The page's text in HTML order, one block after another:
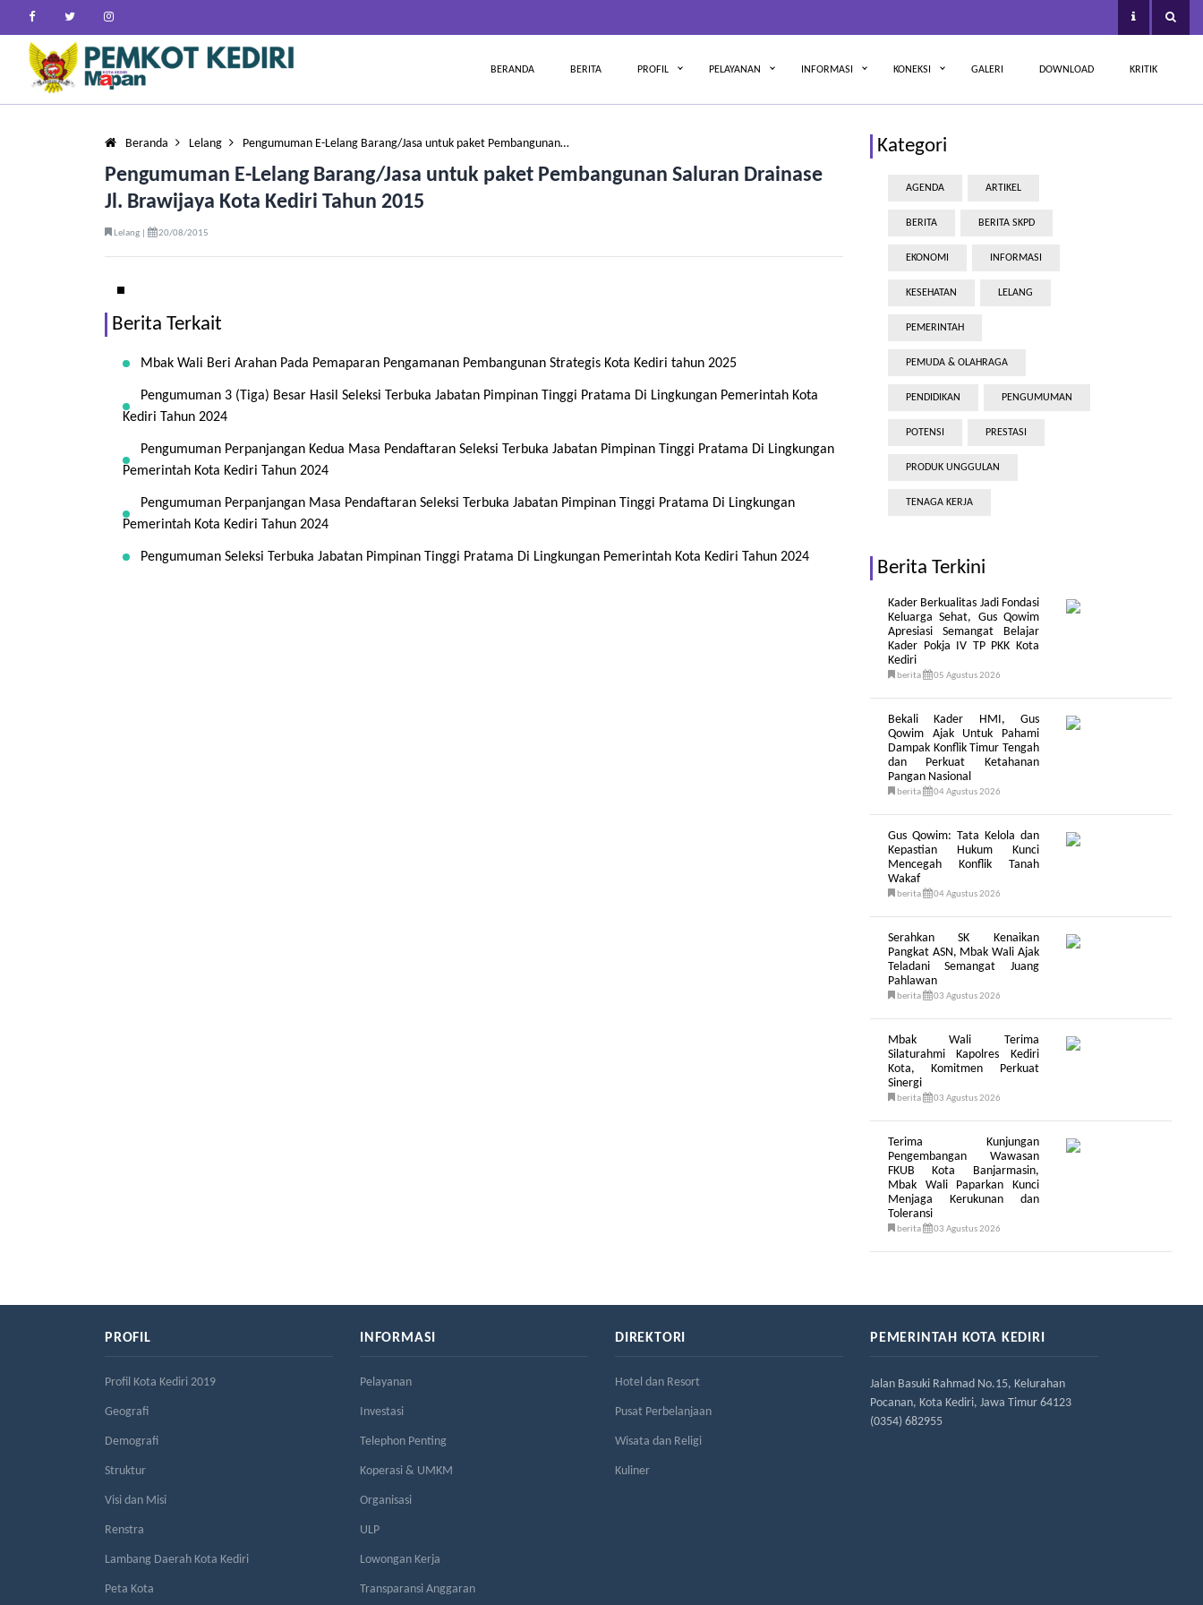
BERANDA BERITA PROFIL PELAYANAN INFORMASI KONEKSI GALERI DOWNLOAD KRITIK
Beranda Lelang Pengumuman E-Lelang Barang/Jasa untuk paket Pembangunan…
Pengumuman E-Lelang Barang/Jasa untuk paket Pembangunan Saluran Drainase
Jl. Brawijaya Kota Kediri Tahun 2015
Lelang | 20/08/2015
Berita Terkait
Mbak Wali Beri Arahan Pada Pemaparan Pengamanan Pembangunan Strategis Kota Kediri tahun 2025
Pengumuman 3 (Tiga) Besar Hasil Seleksi Terbuka Jabatan Pimpinan Tinggi Pratama Di Lingkungan Pemerintah Kota
Kediri Tahun 2024
Pengumuman Perpanjangan Kedua Masa Pendaftaran Seleksi Terbuka Jabatan Pimpinan Tinggi Pratama Di Lingkungan
Pemerintah Kota Kediri Tahun 2024
Pengumuman Perpanjangan Masa Pendaftaran Seleksi Terbuka Jabatan Pimpinan Tinggi Pratama Di Lingkungan
Pemerintah Kota Kediri Tahun 2024
Pengumuman Seleksi Terbuka Jabatan Pimpinan Tinggi Pratama Di Lingkungan Pemerintah Kota Kediri Tahun 2024
Kategori
AGENDA ARTIKEL
BERITA BERITA SKPD
EKONOMI INFORMASI
KESEHATAN LELANG
PEMERINTAH
PEMUDA & OLAHRAGA
PENDIDIKAN PENGUMUMAN
POTENSI PRESTASI
PRODUK UNGGULAN
TENAGA KERJA
Berita Terkini
Kader Berkualitas Jadi Fondasi
Keluarga Sehat, Gus Qowim
Apresiasi Semangat Belajar
Kader Pokja IV TP PKK Kota
Kediri
berita 05 Agustus 2026
Bekali Kader HMI, Gus
Qowim Ajak Untuk Pahami
Dampak Konflik Timur Tengah
dan Perkuat Ketahanan
Pangan Nasional
berita 04 Agustus 2026
Gus Qowim: Tata Kelola dan
Kepastian Hukum Kunci
Mencegah Konflik Tanah
Wakaf
berita 04 Agustus 2026
Serahkan SK Kenaikan
Pangkat ASN, Mbak Wali Ajak
Teladani Semangat Juang
Pahlawan
berita 03 Agustus 2026
Mbak Wali Terima
Silaturahmi Kapolres Kediri
Kota, Komitmen Perkuat
Sinergi
berita 03 Agustus 2026
Terima Kunjungan
Pengembangan Wawasan
FKUB Kota Banjarmasin,
Mbak Wali Paparkan Kunci
Menjaga Kerukunan dan
Toleransi
berita 03 Agustus 2026
PROFIL
Profil Kota Kediri 2019
Geografi
Demografi
Struktur
Visi dan Misi
Renstra
Lambang Daerah Kota Kediri
Peta Kota
INFORMASI
Pelayanan
Investasi
Telephon Penting
Koperasi & UMKM
Organisasi
ULP
Lowongan Kerja
Transparansi Anggaran
DIREKTORI
Hotel dan Resort
Pusat Perbelanjaan
Wisata dan Religi
Kuliner
PEMERINTAH KOTA KEDIRI
Jalan Basuki Rahmad No.15, Kelurahan
Pocanan, Kota Kediri, Jawa Timur 64123
(0354) 682955